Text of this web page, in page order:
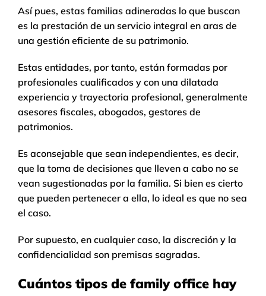
Así pues, estas familias adineradas lo que buscan
es la prestación de un servicio integral en aras de
una gestión eficiente de su patrimonio.
Estas entidades, por tanto, están formadas por
profesionales cualificados y con una dilatada
experiencia y trayectoria profesional, generalmente
asesores fiscales, abogados, gestores de
patrimonios.
Es aconsejable que sean independientes, es decir,
que la toma de decisiones que lleven a cabo no se
vean sugestionadas por la familia. Si bien es cierto
que pueden pertenecer a ella, lo ideal es que no sea
el caso.
Por supuesto, en cualquier caso, la discreción y la
confidencialidad son premisas sagradas.
Cuántos tipos de family office hay